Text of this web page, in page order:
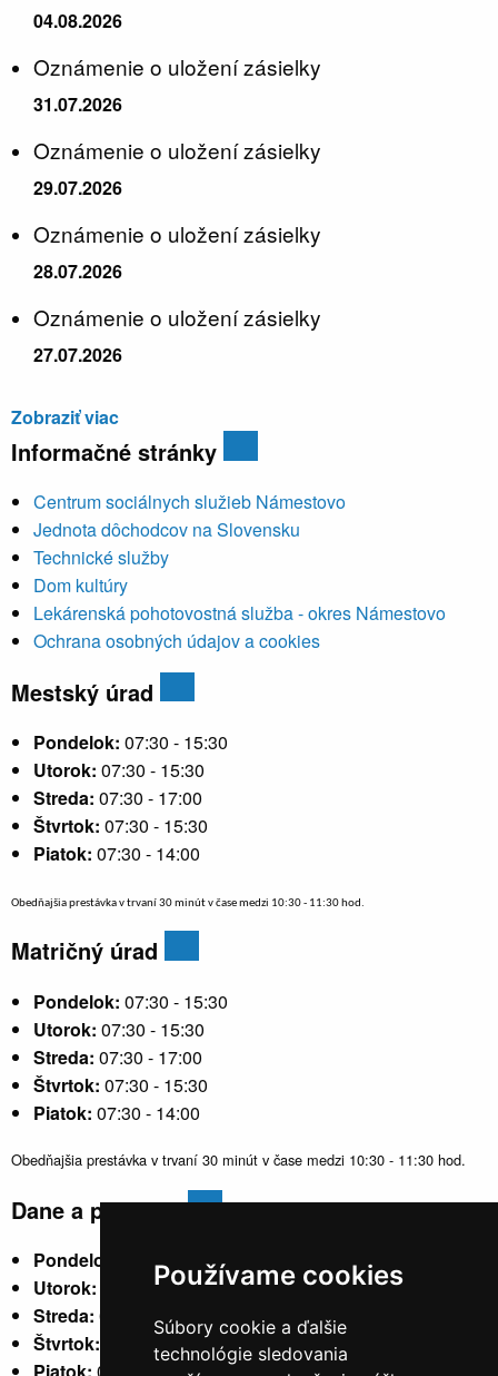
Používame cookies
Súbory cookie a ďalšie
technológie sledovania
04.08.2026
Oznámenie o uložení zásielky
31.07.2026
Oznámenie o uložení zásielky
29.07.2026
Oznámenie o uložení zásielky
28.07.2026
Oznámenie o uložení zásielky
27.07.2026
Zobraziť viac
Informačné stránky
Centrum sociálnych služieb Námestovo
Jednota dôchodcov na Slovensku
Technické služby
Dom kultúry
Lekárenská pohotovostná služba - okres Námestovo
Ochrana osobných údajov a cookies
Mestský úrad
Pondelok: 07:30 - 15:30
Utorok: 07:30 - 15:30
Streda: 07:30 - 17:00
Štvrtok: 07:30 - 15:30
Piatok: 07:30 - 14:00
Obedňajšia prestávka v trvaní 30 minút v čase medzi 10:30 - 11:30 hod.
Matričný úrad
Pondelok: 07:30 - 15:30
Utorok: 07:30 - 15:30
Streda: 07:30 - 17:00
Štvrtok: 07:30 - 15:30
Piatok: 07:30 - 14:00
Obedňajšia prestávka v trvaní 30 minút v čase medzi 10:30 - 11:30 hod.
Dane a poplatky
Pondelok:
07:30 - 15:30
Utorok:
nestránkový
Streda: 07:30 - 17:00
Štvrtok:
nestránkový